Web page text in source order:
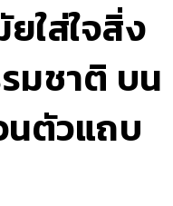
ใส่ใจสิ่ง
มชาติ บน
ตัวแถบ